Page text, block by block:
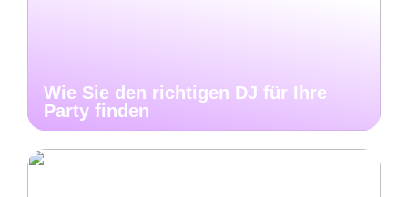
Wie Sie den richtigen DJ für Ihre
Party finden